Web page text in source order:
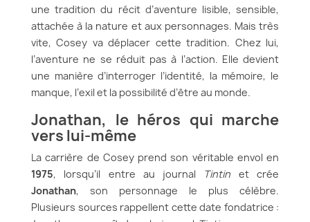
une tradition du récit d’aventure lisible, sensible,
attachée à la nature et aux personnages. Mais très
vite, Cosey va déplacer cette tradition. Chez lui,
l’aventure ne se réduit pas à l’action. Elle devient
une manière d’interroger l’identité, la mémoire, le
manque, l’exil et la possibilité d’être au monde.
Jonathan, le héros qui marche
vers lui-même
La carrière de Cosey prend son véritable envol en
1975, lorsqu’il entre au journal Tintin et crée
Jonathan, son personnage le plus célèbre.
Plusieurs sources rappellent cette date fondatrice :